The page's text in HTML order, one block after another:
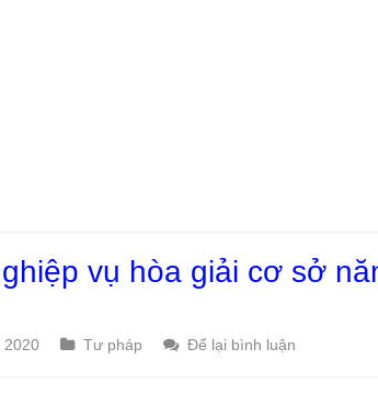
vụ hòa giải cơ sở
2020 Tư pháp
Để lại bình luận